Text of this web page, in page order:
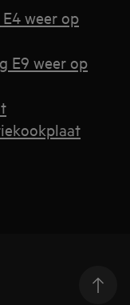
weer op
E9 weer op